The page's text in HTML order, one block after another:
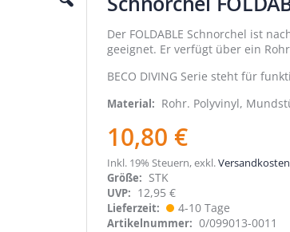
Der FOLDABLE Schnorchel ist
geeignet. Er verfügt über ein
BECO DIVING Serie steht für
Material Rohr. Polyvinyl,
10,80 €
Inkl. 19% Steuern,exkl.Versandkosten
Größe
STK
UVP: 12,95 €
Lieferzeit 4-10 Tage
Artikelnummer 0/099013-0011